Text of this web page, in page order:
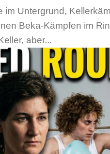
im Untergrund,
Beka-Kämpfen im
aber...